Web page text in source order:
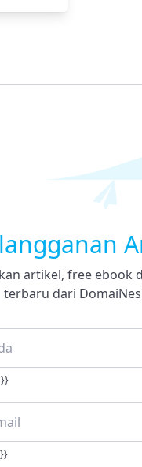
artikel, free ebook
terbaru dari